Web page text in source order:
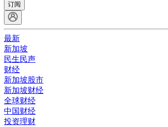
订阅
最新
新加坡
民生民声
财经
新加坡股市
新加坡财经
全球财经
中国财经
投资理财